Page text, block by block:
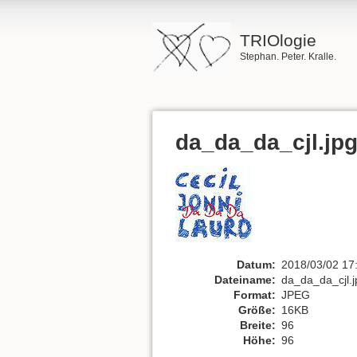
TRIOlogie
Stephan. Peter. Kralle.
da_da_da_cjl.jpg
Datum: 2018/03/02
Dateiname:
Format: JPEG
Größe: 16KB
Breite: 96
Höhe: 96